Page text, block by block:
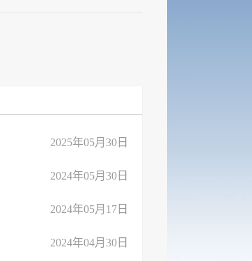
2025年05月30日
2024年05月30日
2024年05月17日
2024年04月30日